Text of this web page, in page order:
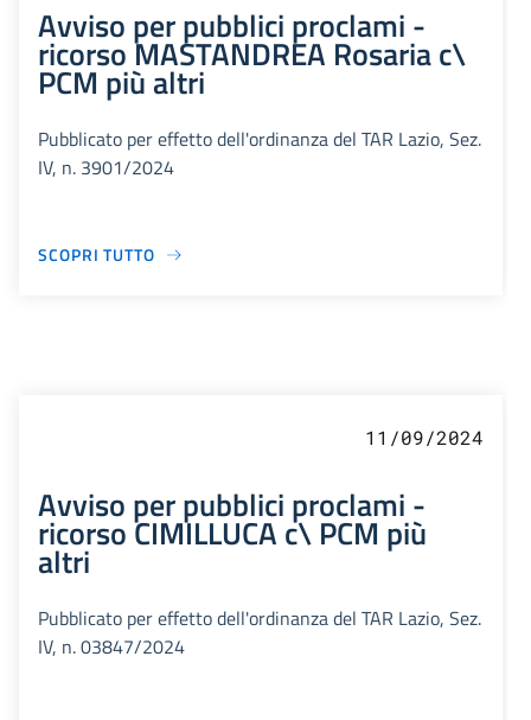
Avviso per pubblici proclami -
ricorso MASTANDREA Rosaria c\
PCM più altri
Pubblicato per effetto dell'ordinanza del TAR Lazio, Sez.
IV, n. 3901/2024
SCOPRI TUTTO
11/09/2024
Avviso per pubblici proclami -
ricorso CIMILLUCA c\ PCM più
altri
Pubblicato per effetto dell'ordinanza del TAR Lazio, Sez.
IV, n. 03847/2024